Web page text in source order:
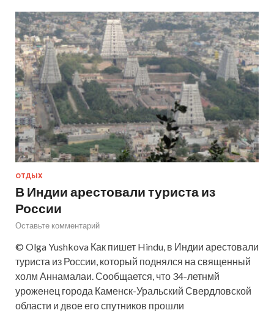
ОТДЫХ
В Индии арестовали туриста из
России
Оставьте комментарий
© Olga Yushkova Как пишет Hindu, в Индии арестовали
туриста из России, который поднялся на священный
холм Аннамалаи. Сообщается, что 34-летнмй
уроженец города Каменск-Уральский Свердловской
области и двое его спутников прошли